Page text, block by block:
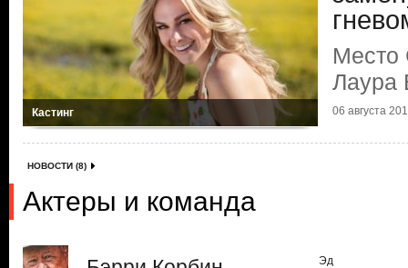
Кастинг
Место
Лаура
06 августа
НОВОСТИ (8)
Актеры и команда
Эд